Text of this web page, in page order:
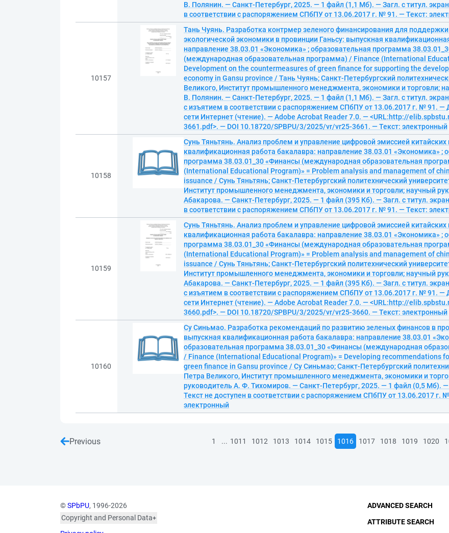
В. Полянин. — Санкт-Петербург, 2025. — 1 файл (1,1 Мб). — Загл. с титул.
в соответствии с распоряжением СПбПУ от 13.06.2017 г. № 91. — Текст:
10157
Тань Чуянь. Разработка контрмер зеленого финансирования для поддержки
экологической экономики в провинции Ганьсу: выпускная
направление 38.03.01 «Экономика» ; образовательная программа
(международная образовательная программа) / Finance (International
Development on the countermeasures of green finance for supporting the
economy in Gansu province / Тань Чуянь; Санкт-Петербургский
Великого, Институт промышленного менеджмента, экономики и торговли;
В. Полянин. — Санкт-Петербург, 2025. — 1 файл (1,1 Мб). — Загл. с титул.
с изъятием в соответствии с распоряжением СПбПУ от 13.06.2017 г. № 91. —
сети Интернет (чтение). — Adobe Acrobat Reader 7.0. — <URL:http://
3661.pdf>. — DOI 10.18720/SPBPU/3/2025/vr/vr25-3661. — Текст: электронный
10158
Сунь Тяньтянь. Анализ проблем и управление цифровой эмиссией
квалификационная работа бакалавра: направление 38.03.01 «Экономика» ;
программа 38.03.01_30 «Финансы (международная образовательная
(International Educational Program)» = Problem analysis and management of
issuance / Сунь Тяньтянь; Санкт-Петербургский политехнический
Институт промышленного менеджмента, экономики и торговли; научный
Абакарова. — Санкт-Петербург, 2025. — 1 файл (395 Кб). — Загл. с титул.
в соответствии с распоряжением СПбПУ от 13.06.2017 г. № 91. — Текст:
10159
Сунь Тяньтянь. Анализ проблем и управление цифровой эмиссией
квалификационная работа бакалавра: направление 38.03.01 «Экономика» ;
программа 38.03.01_30 «Финансы (международная образовательная
(International Educational Program)» = Problem analysis and management of
issuance / Сунь Тяньтянь; Санкт-Петербургский политехнический
Институт промышленного менеджмента, экономики и торговли; научный
Абакарова. — Санкт-Петербург, 2025. — 1 файл (395 Кб). — Загл. с титул.
с изъятием в соответствии с распоряжением СПбПУ от 13.06.2017 г. № 91. —
сети Интернет (чтение). — Adobe Acrobat Reader 7.0. — <URL:http://
3660.pdf>. — DOI 10.18720/SPBPU/3/2025/vr/vr25-3660. — Текст: электронный
10160
Су Синьмао. Разработка рекомендаций по развитию зеленых финансов в
выпускная квалификационная работа бакалавра: направление 38.03.01
образовательная программа 38.03.01_30 «Финансы (международная
/ Finance (International Educational Program)» = Developing recommendations
green finance in Gansu province / Су Синьмао; Санкт-Петербургский
Петра Великого, Институт промышленного менеджмента, экономики и
руководитель А. Ф. Тихомиров. — Санкт-Петербург, 2025. — 1 файл (0,5 Мб). —
Текст не доступен в соответствии с распоряжением СПбПУ от 13.06.2017 г.
электронный
Previous 1 ... 1011 1012 1013 1014 1015 1016 1017 1018 1019 1020
©SPbPU, 1996-2026
Copyright and Personal Data
ADVANCED SEARCH
ATTRIBUTE SEARCH